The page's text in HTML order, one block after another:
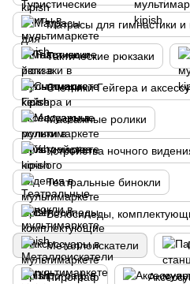
Матрасы для гимнастики и
Тактические рюкзаки
Счетчики Гейгера и
Массажные ролики
Устройства ночного
Театральные бинокли
Велосипеды,
Металлоискатели
Пирограф